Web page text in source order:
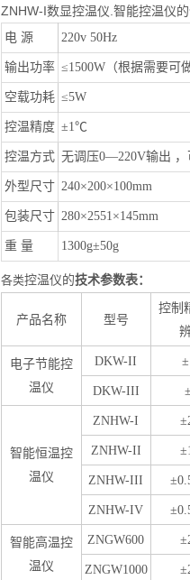
ZNHW-I数显控温仪.智能控温仪的
电 源
220v 50Hz
输出功率 ≤1500W（根据需要可
空载功耗 ≤5W
控温精度 ±1℃
控温方式 无调压0—220V输出 ，
外型尺寸 240×200×100mm
包装尺寸 280×2551×145mm
重 量 1300g±50g
各类控温仪的技术参数表：
产品名称 型号
控制
电子节能控
温仪
DKW-II
DKW-III
智能恒温控
温仪
ZNHW-I
ZNHW-II
ZNHW-III
ZNHW-IV
智能高温控
温仪
ZNGW600
ZNGW1000